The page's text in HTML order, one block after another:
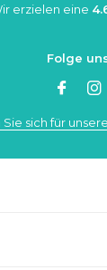
erzielen eine
Folge
sich für